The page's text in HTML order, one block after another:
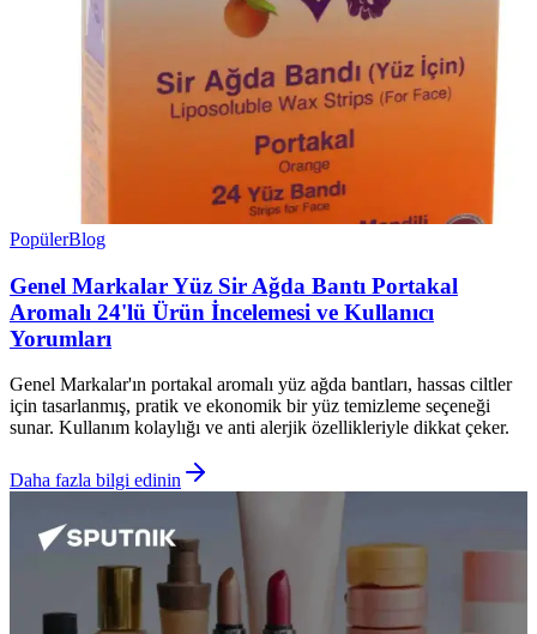
PopülerBlog
Genel Markalar Yüz Sir Ağda Bantı Portakal
Aromalı 24'lü Ürün İncelemesi ve Kullanıcı
Yorumları
Genel Markalar'ın portakal aromalı yüz ağda bantları, hassas ciltler
için tasarlanmış, pratik ve ekonomik bir yüz temizleme seçeneği
sunar. Kullanım kolaylığı ve anti alerjik özellikleriyle dikkat çeker.
Daha fazla bilgi edinin